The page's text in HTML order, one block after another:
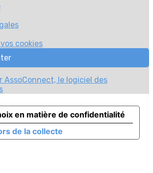
cookies
AssoConnect, le logiciel des
de la collecte
en matière de confidentialité